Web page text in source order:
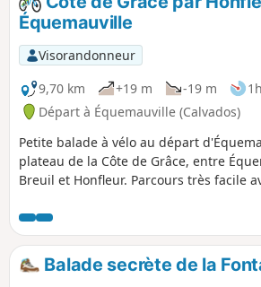
Équemauville
Visorandonneur
9,70 km
+19 m -19 m
Départ à Équemauville (Calvados)
Petite balade à vélo au départ
plateau de la Côte de Grâce, entre
Breuil et Honfleur. Parcours très facile
ombragée, elle est très facile et
de 9 ans).
Balade secrète de la